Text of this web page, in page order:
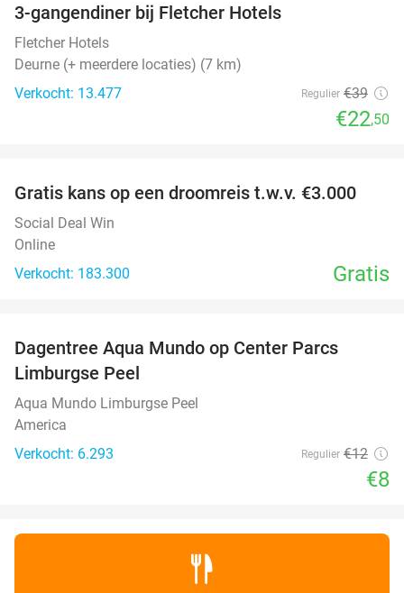
3-gangendiner bij Fletcher Hotels
Fletcher Hotels
Deurne (+ meerdere locaties) (7 km)
Verkocht: 13.477
Regulier €39
€22,50
Gratis kans op een droomreis t.w.v. €3.000
Social Deal Win
Online
Verkocht: 183.300
Gratis
Dagentree Aqua Mundo op Center Parcs
Limburgse Peel
Aqua Mundo Limburgse Peel
America
Verkocht: 6.293
Regulier €12
€8